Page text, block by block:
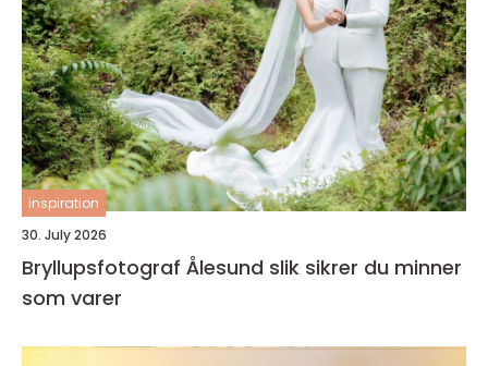
inspiration
30. July 2026
Bryllupsfotograf Ålesund slik sikrer du minner
som varer